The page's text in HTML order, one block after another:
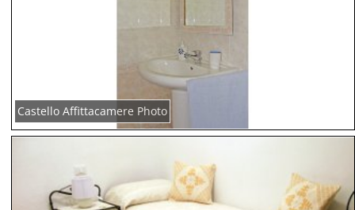
Castello Affittacamere Photo